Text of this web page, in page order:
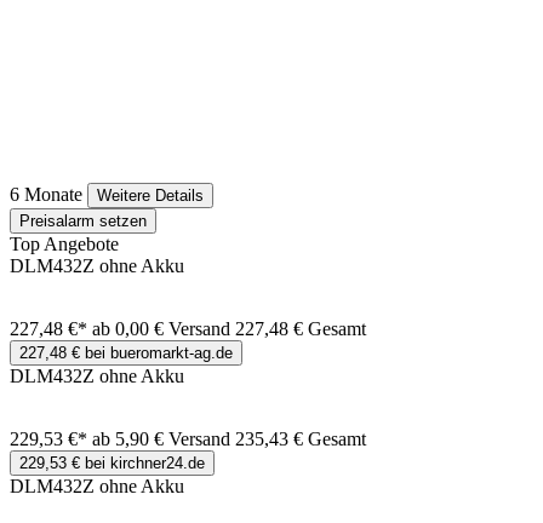
6 Monate
Weitere Details
Preisalarm setzen
Top Angebote
DLM432Z ohne Akku
227,48 €* ab 0,00 € Versand 227,48 € Gesamt
227,48 € bei bueromarkt-ag.de
DLM432Z ohne Akku
229,53 €* ab 5,90 € Versand 235,43 € Gesamt
229,53 € bei kirchner24.de
DLM432Z ohne Akku